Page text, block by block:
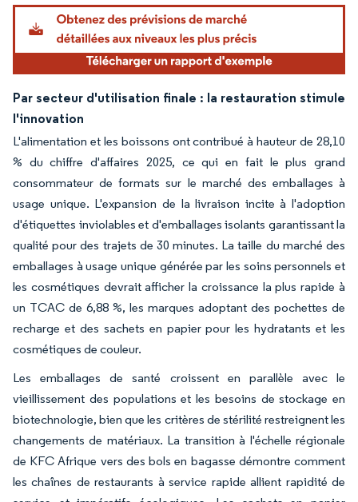
Par secteur d'utilisation finale : la restauration stimule
l'innovation
L'alimentation et les boissons ont contribué à hauteur de 28,10
% du chiffre d'affaires 2025, ce qui en fait le plus grand
consommateur de formats sur le marché des emballages à
usage unique. L'expansion de la livraison incite à l'adoption
d'étiquettes inviolables et d'emballages isolants garantissant la
qualité pour des trajets de 30 minutes. La taille du marché des
emballages à usage unique générée par les soins personnels et
les cosmétiques devrait afficher la croissance la plus rapide à
un TCAC de 6,88 %, les marques adoptant des pochettes de
recharge et des sachets en papier pour les hydratants et les
cosmétiques de couleur.
Les emballages de santé croissent en parallèle avec le
vieillissement des populations et les besoins de stockage en
biotechnologie, bien que les critères de stérilité restreignent les
changements de matériaux. La transition à l'échelle régionale
de KFC Afrique vers des bols en bagasse démontre comment
les chaînes de restaurants à service rapide allient rapidité de